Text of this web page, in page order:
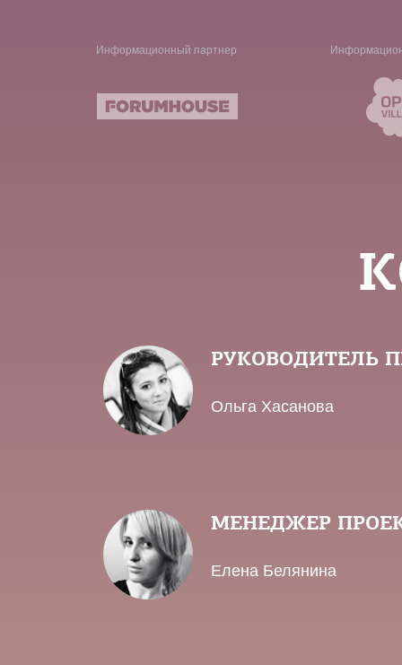
Информационный партнер
РУКОВОДИТЕЛЬ
Ольга Хасанова
МЕНЕДЖЕР
Елена Белянина